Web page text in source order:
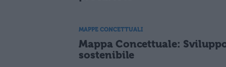
MAPPE CONCETTUALI
Mappa Concettuale:
sostenibile